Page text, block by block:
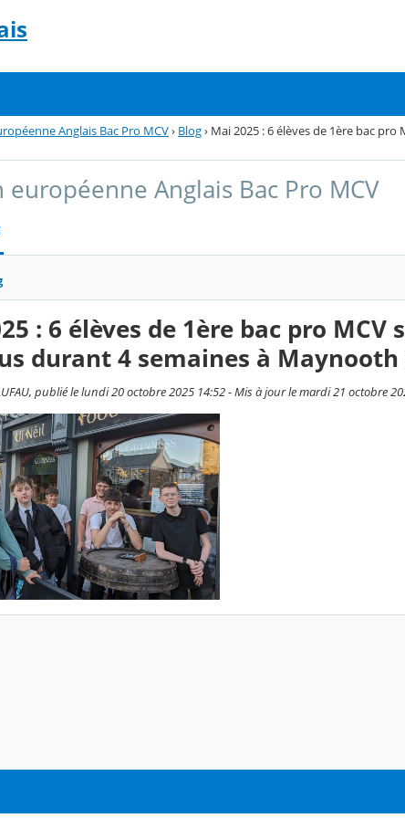
Anglais Bac Pro MCV› Blog› Mai 2025 : 6 élèves de 1ère bac
européenne Anglais Bac Pro MCV
: 6 élèves de 1ère bac pro
durant 4 semaines à
publié le lundi 20 octobre 2025 14:52 - Mis à jour le mardi 21 octobre